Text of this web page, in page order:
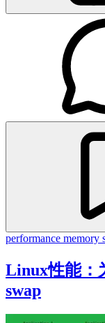
performance memory
Linux性能：
swap